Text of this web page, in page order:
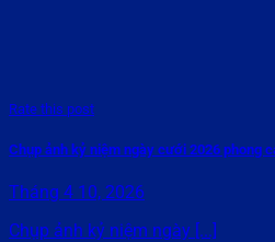
Rate this post
Chụp ảnh kỷ niệm ngày cưới 2026 phong
Tháng 4 10, 2026
Chụp ảnh kỷ niệm ngày [...]